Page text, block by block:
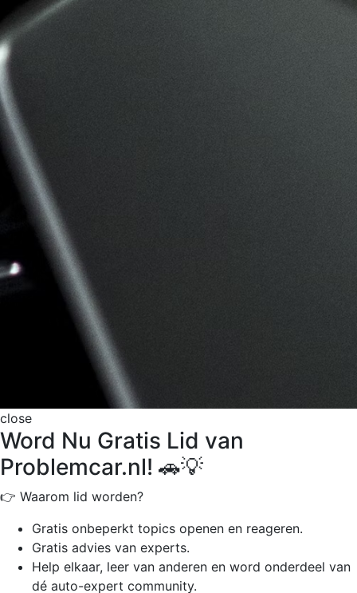
close
Word Nu Gratis Lid van
Problemcar.nl! 🚗💡
👉 Waarom lid worden?
Gratis onbeperkt topics openen en reageren.
Gratis advies van experts.
Help elkaar, leer van anderen en word onderdeel van
dé auto-expert community.